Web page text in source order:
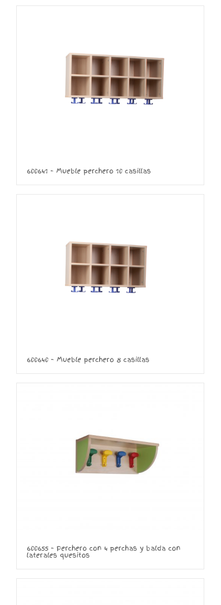
600641 – Mueble perchero 10 casillas
600640 – Mueble perchero 8 casillas
600655 – Perchero con 4 perchas y balda con
laterales quesitos